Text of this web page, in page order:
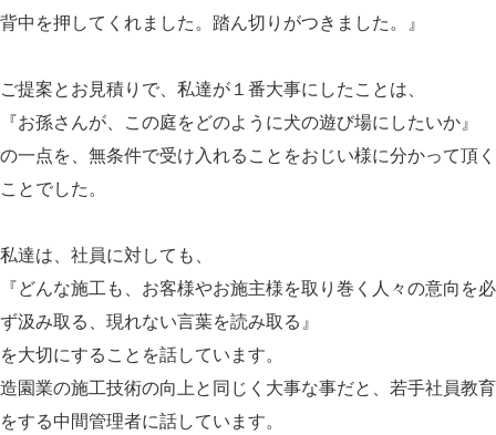
背中を押してくれました。踏ん切りがつきました。』
ご提案とお見積りで、私達が１番大事にしたことは、
『お孫さんが、この庭をどのように犬の遊び場にしたいか』
の一点を、無条件で受け入れることをおじい様に分かって頂く
ことでした。
私達は、社員に対しても、
『どんな施工も、お客様やお施主様を取り巻く人々の意向を必
ず汲み取る、現れない言葉を読み取る』
を大切にすることを話しています。
造園業の施工技術の向上と同じく大事な事だと、若手社員教育
をする中間管理者に話しています。